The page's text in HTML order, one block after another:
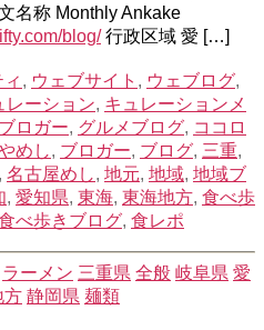
名称 Monthly Ankake
blog/行政区域 愛 […]
, ウェブサイト , ウェブログ,
レーション, キュレーションメ
ロガー, グルメブログ, ココロ
めし, ブロガー, ブログ, 三重,
, 名古屋めし, 地元, 地域, 地域ブ
, 愛知県, 東海, 東海地方, 食べ歩
べ歩きブログ, 食レポ
カ
テ
ラーメン 三重県 全般 岐阜県 愛
方 静岡県 麺類